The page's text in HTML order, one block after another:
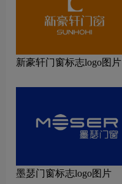
新豪轩门窗标志logo图片
墨瑟门窗标志logo图片